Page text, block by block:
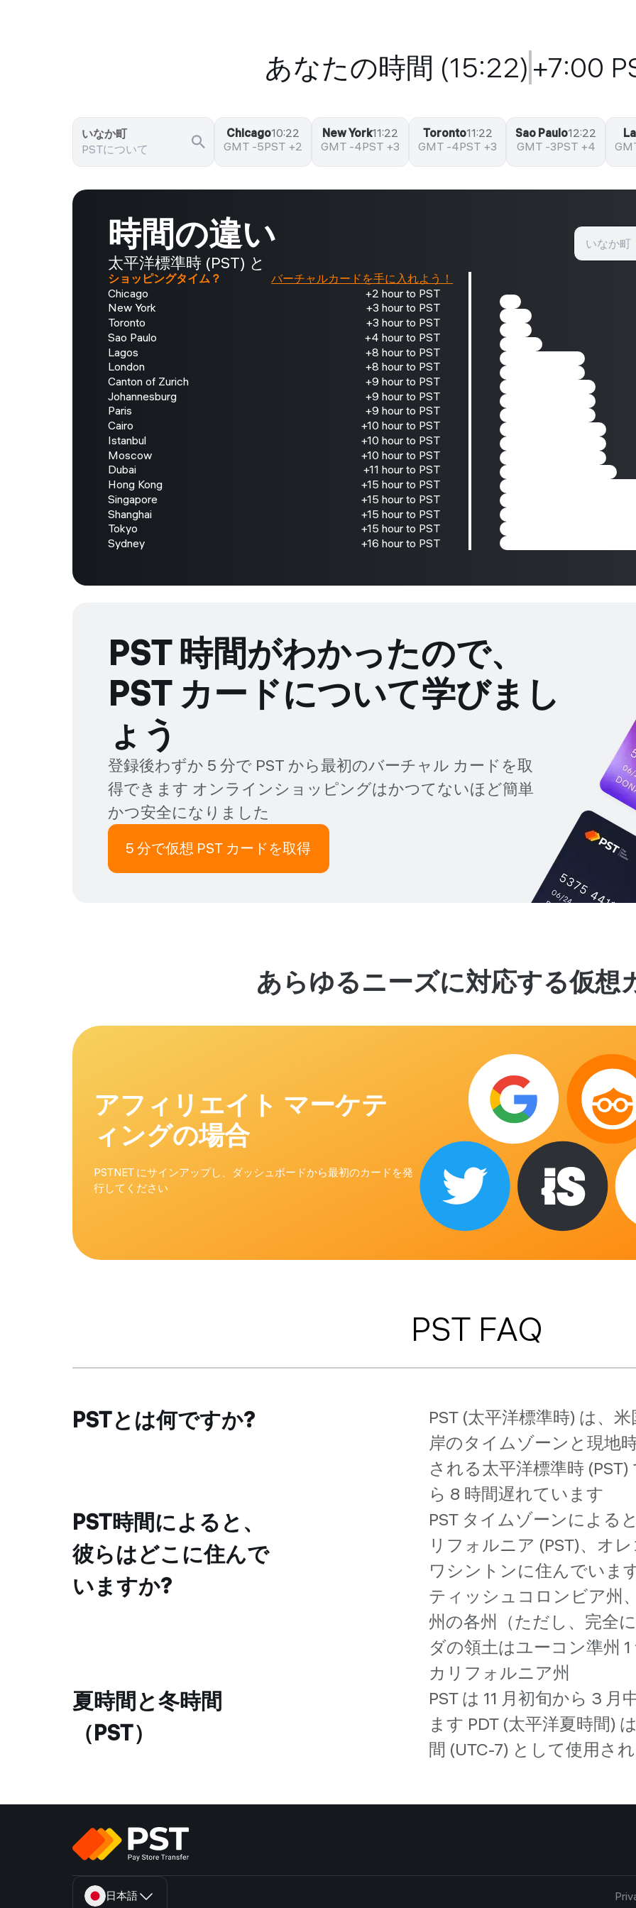
あなたの時間 (15:22) +7:00
いなか町 Chicago10:22
GMT -5PST +2
New York11:22
GMT -4PST +3
Toronto11:22
GMT -4PST +3
Sao Paulo12:22
GMT -3PST +4
時間の違い
太平洋標準時 (PST) と
ショッピングタイム？
バーチャルカードを手に入れよう！
Chicago
+2 hour to PST
New York
+3 hour to PST
Toronto
+3 hour to PST
Sao Paulo
+4 hour to PST
Lagos
+8 hour to PST
London
+8 hour to PST
Canton of Zurich
+9 hour to PST
Johannesburg
+9 hour to PST
Paris
+9 hour to PST
Cairo
+10 hour to PST
Istanbul
+10 hour to PST
Moscow
+10 hour to PST
Dubai
+11 hour to PST
Hong Kong
+15 hour to PST
Singapore
+15 hour to PST
Shanghai
+15 hour to PST
Tokyo
+15 hour to PST
Sydney
+16 hour to PST
PST 時間がわかったので、
PST カードについて学びまし
ょう
登録後わずか 5 分で PST から最初のバーチャル カードを取
得できます オンラインショッピングはかつてないほど簡単
かつ安全になりました
5 分で仮想 PST カードを取得
あらゆるニーズに対応する仮想
アフィリエイト マーケテ
ィングの場合
PSTNET にサインアップし、ダッシュボードから最初のカードを発
行してください
PST FAQ
PSTとは何ですか?
PST (太平洋標準時) は、
岸のタイムゾーンと現地
される太平洋標準時 (PST)
ら 8 時間遅れています
PST時間によると、
彼らはどこに住んで
いますか?
PST タイムゾーンによる
リフォルニア (PST)、オ
ワシントンに住んでいま
ティッシュコロンビア州
州の各州（ただし、完全
ダの領土はユーコン準州
カリフォルニア州
夏時間と冬時間
（PST）
PST は 11 月初旬から 3
ます PDT (太平洋夏時間)
間 (UTC-7) として使用さ
日本語